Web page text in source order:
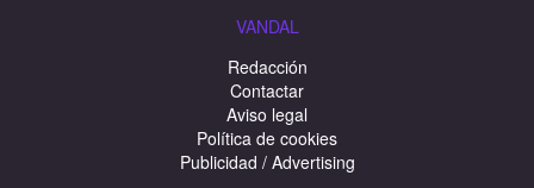
VANDAL
Redacción
Contactar
Aviso legal
Política de cookies
Publicidad / Advertising